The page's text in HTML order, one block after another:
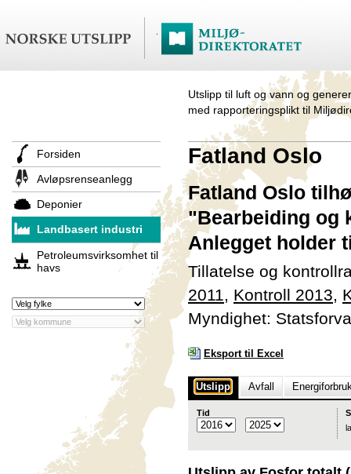
Utslipp til luft og vann og
med rapporteringsplikt til
Forsiden
Avløpsrenseanlegg
Deponier
Landbasert industri
Petroleumsvirksomhet til
havs
Fatland Oslo
Fatland Oslo
"Bearbeiding og
Anlegget holder
Tillatelse og
2011, Kontroll 2013,
Myndighet:
Eksport til Excel
Utslipp Avfall
Tid